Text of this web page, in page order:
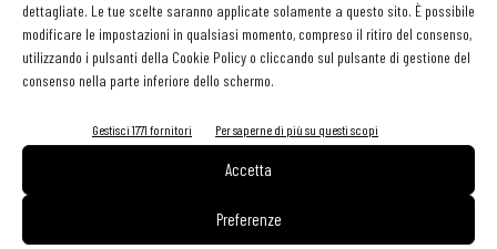
dettagliate. Le tue scelte saranno applicate solamente a questo sito. È possibile
modificare le impostazioni in qualsiasi momento, compreso il ritiro del consenso,
utilizzando i pulsanti della Cookie Policy o cliccando sul pulsante di gestione del
consenso nella parte inferiore dello schermo.
Gestisci 1771 fornitori Per saperne di più su questi scopi
Accetta
Preferenze